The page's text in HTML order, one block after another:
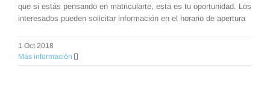
que si estás pensando en matricularte, esta es tu oportunidad. Los
interesados pueden solicitar información en el horario de apertura
1 Oct 2018
Más información